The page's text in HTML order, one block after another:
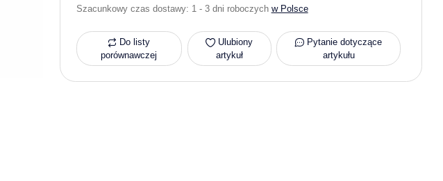
Szacunkowy czas dostawy: 1 - 3 dni roboczych w Polsce
Do listy
porównawczej
Ulubiony
artykuł
Pytanie dotyczące
artykułu